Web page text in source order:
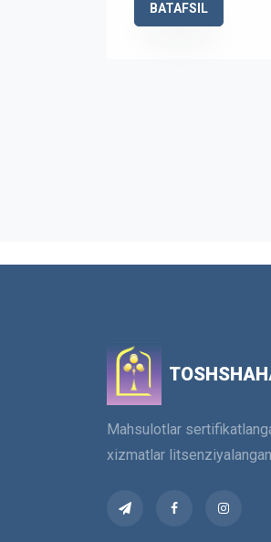
BATAFSIL
Mahsulotlar
xizmatlar